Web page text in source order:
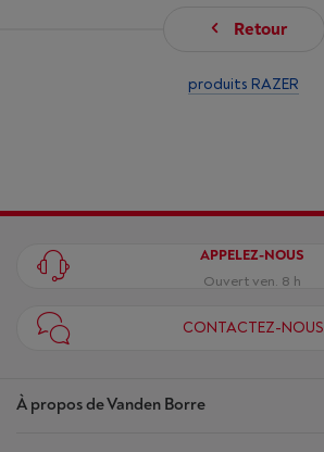
Retour
produits RAZER
À propos de Vanden Borre
APPELEZ-NOUS
Ouvert ven. 8 h
CONTACTEZ-NOUS